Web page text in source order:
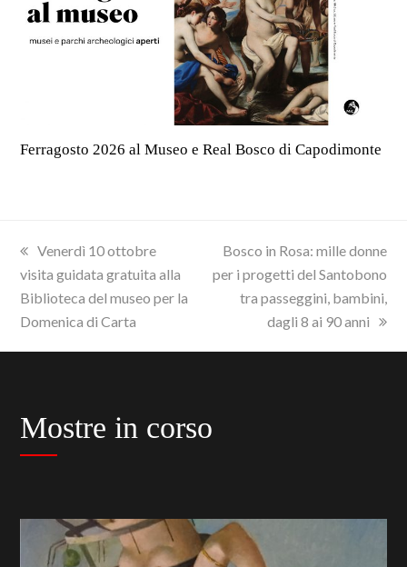
Ferragosto 2026 al Museo e Real Bosco di Capodimonte
previous
post:
Venerdì 10 ottobre
visita guidata gratuita alla
Biblioteca del museo per la
Domenica di Carta
next
post:
Bosco in Rosa: mille donne
per i progetti del Santobono
tra passeggini, bambini,
dagli 8 ai 90 anni
Mostre in corso